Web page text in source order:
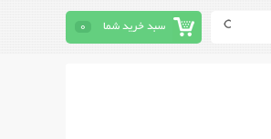
سبد خرید شما 0